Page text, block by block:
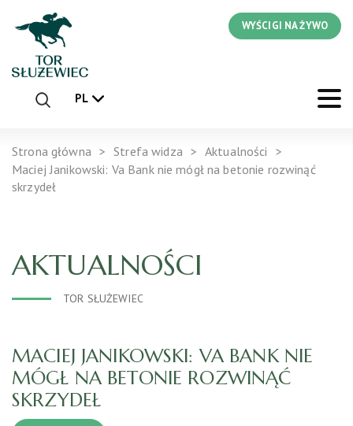
WYŚCIGI NA ŻYWO
PL
Strona główna Strefa widza
Aktualności
Maciej Janikowski: Va Bank nie mógł na betonie rozwinąć
skrzydeł
AKTUALNOŚCI
TOR SŁUŻEWIEC
MACIEJ JANIKOWSKI: VA BANK NIE
MÓGŁ NA BETONIE ROZWINĄĆ
SKRZYDEŁ